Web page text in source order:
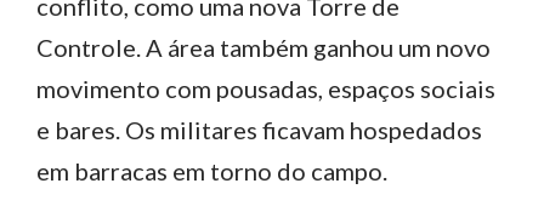
conflito, como uma nova Torre de
Controle. A área também ganhou um novo
movimento com pousadas, espaços sociais
e bares. Os militares ficavam hospedados
em barracas em torno do campo.